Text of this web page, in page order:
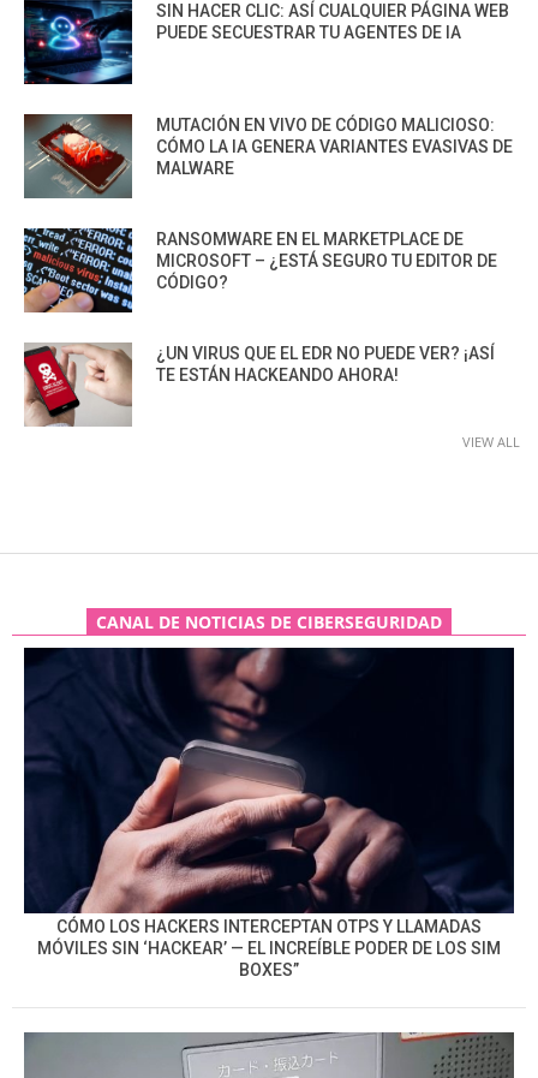
SIN HACER CLIC: ASÍ CUALQUIER PÁGINA WEB
PUEDE SECUESTRAR TU AGENTES DE IA
MUTACIÓN EN VIVO DE CÓDIGO MALICIOSO:
CÓMO LA IA GENERA VARIANTES EVASIVAS DE
MALWARE
RANSOMWARE EN EL MARKETPLACE DE
MICROSOFT – ¿ESTÁ SEGURO TU EDITOR DE
CÓDIGO?
¿UN VIRUS QUE EL EDR NO PUEDE VER? ¡ASÍ
TE ESTÁN HACKEANDO AHORA!
VIEW ALL
CANAL DE NOTICIAS DE CIBERSEGURIDAD
CÓMO LOS HACKERS INTERCEPTAN OTPS Y LLAMADAS
MÓVILES SIN ‘HACKEAR’ — EL INCREÍBLE PODER DE LOS SIM
BOXES”